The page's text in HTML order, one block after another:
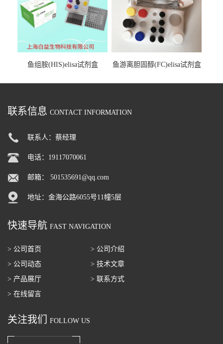
鱼组胺(HIS)elisa试剂盒 鱼游离胆固醇(FC)elisa试剂盒
联系信息 CONTACT INFORMATION
联系人：蔡经理
电话：19117070061
邮箱： 501535691@qq.com
地址：金海公路6055号11幢5层
快速导航 FAST NAVIGATION
> 公司首页
> 公司介绍
> 公司动态
> 技术文章
> 产品展厅
> 联系方式
> 在线留言
关注我们 FOLLOW US